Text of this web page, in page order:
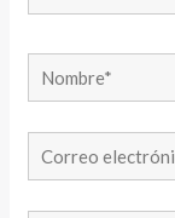
Nombre*
Correo
electrónico*